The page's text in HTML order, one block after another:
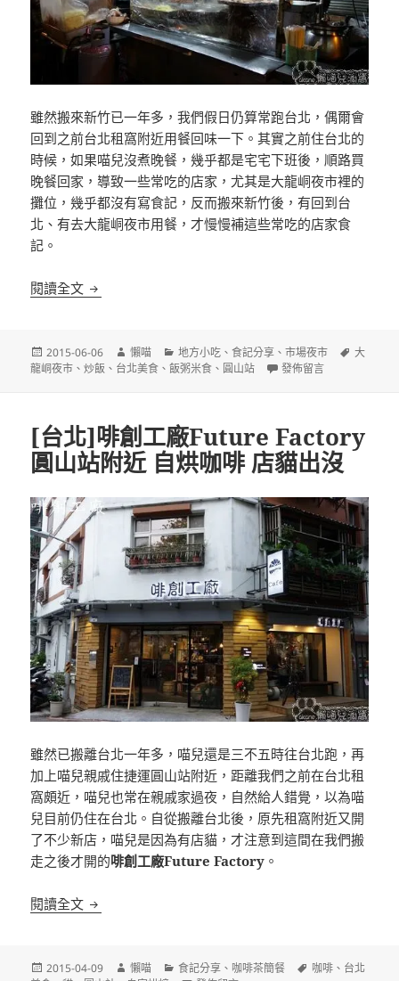
雖然搬來新竹已一年多，我們假日仍算常跑台北，偶爾會
回到之前台北租窩附近用餐回味一下。其實之前住台北的
時候，如果喵兒沒煮晚餐，幾乎都是宅宅下班後，順路買
晚餐回家，導致一些常吃的店家，尤其是大龍峒夜市裡的
攤位，幾乎都沒有寫食記，反而搬來新竹後，有回到台
北、有去大龍峒夜市用餐，才慢慢補這些常吃的店家食
記。
閱讀全文 [台北]阿誠快餐 大龍峒夜市 炒飯
發
佈
2015-06-06
作
者
懶喵
分
類
地方小吃 、食記分享 、市場夜市
標
大
龍峒夜市 、炒飯 、 台北美食 、飯粥米食 、 圓山站 在〈[台北]阿誠快餐 大
發佈留言
[台北]啡創工廠Future Factory
圓山站附近 自烘咖啡 店貓出沒
雖然已搬離台北一年多，喵兒還是三不五時往台北跑，再
加上喵兒親戚住捷運圓山站附近，距離我們之前在台北租
窩頗近，喵兒也常在親戚家過夜，自然給人錯覺，以為喵
兒目前仍住在台北。自從搬離台北後，原先租窩附近又開
了不少新店，喵兒是因為有店貓，才注意到這間在我們搬
走之後才開的啡創工廠Future Factory 。
閱讀全文 [台北]啡創工廠Future Factory 圓山站附近 自烘咖
發
2015-04-09
作
懶喵
分
食記分享 、 咖啡茶簡餐
標
咖啡 、 台北